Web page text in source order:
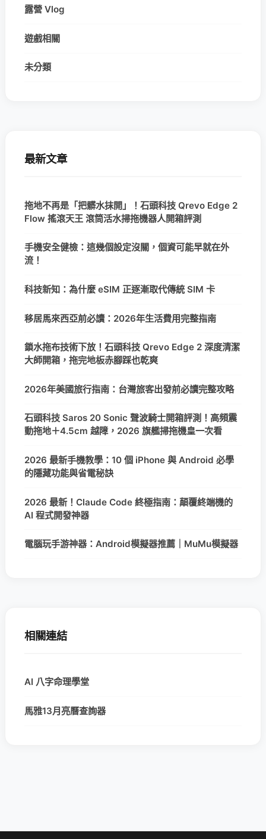
露營 Vlog
遊戲相關
未分類
最新文章
拖地不再是「把髒水抹開」！石頭科技 Qrevo Edge 2
Flow 搖滾天王 滾筒活水掃拖機器人開箱評測
手機安全健檢：這幾個設定沒關，個資可能早就在外
流！
科技新知：為什麼 eSIM 正逐漸取代傳統 SIM 卡
移居馬來西亞前必讀：2026年生活費用完整指南
鎖水拖布技術下放！石頭科技 Qrevo Edge 2 深度清潔
大師開箱，拖完地板赤腳踩也乾爽
2026年美國旅行指南：台灣旅客出發前必讀完整攻略
石頭科技 Saros 20 Sonic 聲波騎士開箱評測！高頻震
動拖地＋4.5cm 越障，2026 旗艦掃拖機皇一次看
2026 最新手機教學：10 個 iPhone 與 Android 必學
的隱藏功能與省電秘訣
2026 最新！Claude Code 終極指南：顛覆終端機的
AI 程式開發神器
電腦玩手游神器：Android模擬器推薦｜MuMu模擬器
相關連結
AI 八字命理學堂
馬雅13月亮曆查詢器